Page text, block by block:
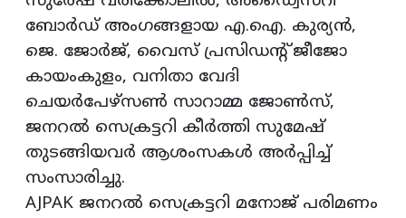
ബോർഡ് അംഗങ്ങളായ എ.ഐ. കുര്യൻ,
ജെ. ജോർജ്, വൈസ് പ്രസിഡന്റ് ജീജോ
കായംകുളം, വനിതാ വേദി
ചെയർപേഴ്സൺ സാറാമ്മ ജോൺസ്,
ജനറൽ സെക്രട്ടറി കീർത്തി സുമേഷ്
തുടങ്ങിയവർ ആശംസകൾ അർപ്പിച്ച്
സംസാരിച്ചു.
AJPAK ജനറൽ സെക്രട്ടറി മനോജ് പരിമണം